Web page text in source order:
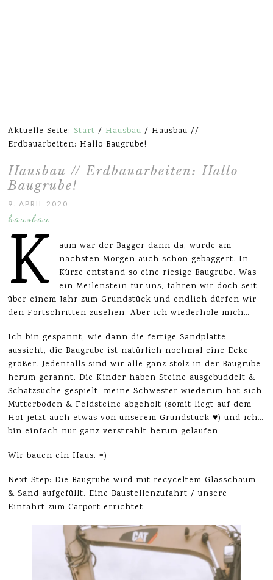
Aktuelle Seite:Start / Hausbau / Hausbau //
Erdbauarbeiten: Hallo Baugrube!
Hausbau // Erdbauarbeiten: Hallo
Baugrube!
9. APRIL 2020
hausbau
K
aum war der Bagger dann da, wurde am
nächsten Morgen auch schon gebaggert. In
Kürze entstand so eine riesige Baugrube. Was
ein Meilenstein für uns, fahren wir doch seit
über einem Jahr zum Grundstück und endlich dürfen wir
den Fortschritten zusehen. Aber ich wiederhole mich…
Ich bin gespannt, wie dann die fertige Sandplatte
aussieht, die Baugrube ist natürlich nochmal eine Ecke
größer. Jedenfalls sind wir alle ganz stolz in der Baugrube
herum gerannt. Die Kinder haben Steine ausgebuddelt &
Schatzsuche gespielt, meine Schwester wiederum hat sich
Mutterboden & Feldsteine abgeholt (somit liegt auf dem
Hof jetzt auch etwas von unserem Grundstück ♥) und ich…
bin einfach nur ganz verstrahlt herum gelaufen.
Wir bauen ein Haus. =)
Next Step: Die Baugrube wird mit recyceltem Glasschaum
& Sand aufgefüllt. Eine Baustellenzufahrt / unsere
Einfahrt zum Carport errichtet.